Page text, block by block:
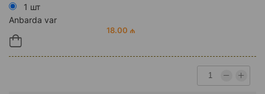
1 шт
Anbarda var
18.00 ₼